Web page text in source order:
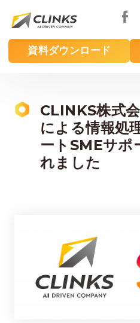
main
content
資料ダウンロード
CLINKS株式
による情報処
ートSMEサポ
れました